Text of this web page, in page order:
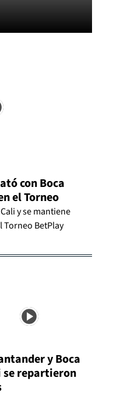
con Boca
el Torneo
y se mantiene
Torneo BetPlay
y Boca
se repartieron